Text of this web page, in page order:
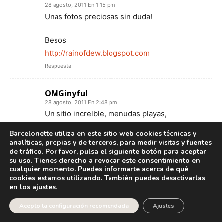
28 agosto, 2011 En 1:15 pm
Unas fotos preciosas sin duda!
Besos
http://rainofdew.blogspot.com
Respuesta
OMGinyful
28 agosto, 2011 En 2:48 pm
Un sitio increíble, menudas playas,
fotos, y tu blog.
Yo no he tenido la suerte de salir muy lejos
este verano 🙁 snifff snifff
Te sigo y te invito a mi blog!!!
Besitos
Barcelonette utiliza en este sitio web cookies técnicas y
analíticas, propias y de terceros, para medir visitas y fuentes
de tráfico. Por favor, pulsa el siguiente botón para aceptar
su uso. Tienes derecho a revocar este consentimiento en
cualquier momento. Puedes informarte acerca de qué
cookies estamos utilizando. También puedes desactivarlas
en los ajustes.
Acepto la configuración recomendada Ajustes